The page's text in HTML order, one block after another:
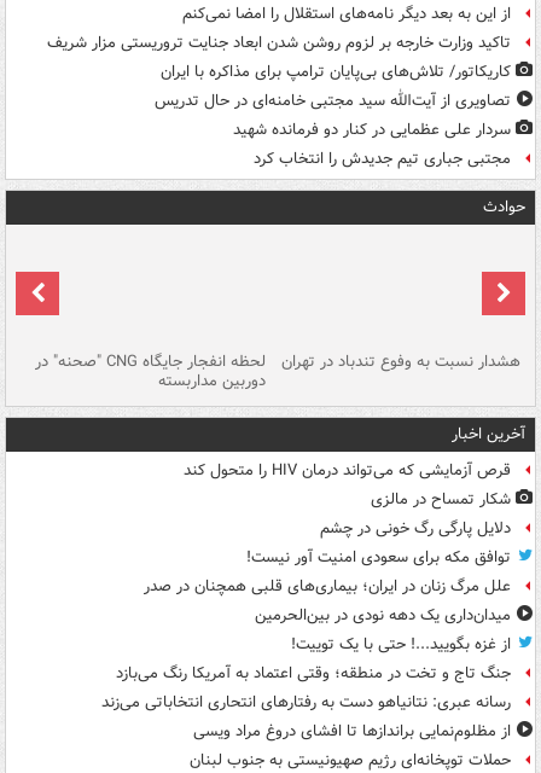
از این به بعد دیگر نامه‌های استقلال را امضا نمی‌کنم
تاکید وزارت خارجه بر لزوم روشن شدن ابعاد جنایت تروریستی مزار شریف
کاریکاتور/ تلاش‌های بی‌پایان ترامپ برای مذاکره با ایران
تصاویری از آیت‌الله سید مجتبی خامنه‌ای در حال تدریس
سردار علی عظمایی در کنار دو فرمانده شهید
مجتبی جباری تیم جدیدش را انتخاب کرد
حوادث
هشدار نسبت به وفوع تندباد در تهران لحظه انفجار جایگاه CNG "صحنه" در
دوربین مداربسته
آخرین اخبار
قرص آزمایشی که می‌تواند درمان HIV را متحول کند
شکار تمساح در مالزی
دلایل پارگی رگ خونی در چشم
توافق مکه برای سعودی امنیت آور نیست!
علل مرگ زنان در ایران؛ بیماری‌های قلبی همچنان در صدر
میدان‌داری یک دهه نودی در بین‌الحرمین
از غزه بگویید...! حتی با یک توییت!
جنگ تاج و تخت در منطقه؛ وقتی اعتماد به آمریکا رنگ می‌بازد
رسانه عبری: نتانیاهو دست به رفتارهای انتحاری انتخاباتی می‌زند
از مظلوم‌نمایی براندازها تا افشای دروغ مراد ویسی
حملات توپخانه‌ای رژیم صهیونیستی به جنوب لبنان